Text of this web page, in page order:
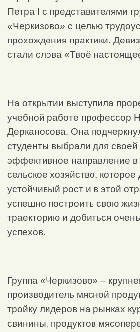
Петра I с представителями
«Черкизово» с целью
прохождения практики.
стали слова «Твоё
На открытии выступила
учебной работе профессор
Дерканосова. Она
студенты выбрали для
эффективное направление в
сельское хозяйство,
устойчивый рост и в этой
успешно построить свою
траекторию и добиться
успехов.
Группа «Черкизово» –
производитель мясной
тройку лидеров на рынках
свинины, продуктов